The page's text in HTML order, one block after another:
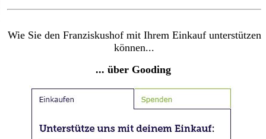
Wie Sie den Franziskushof mit Ihrem Einkauf unterstützen
können...
... über Gooding